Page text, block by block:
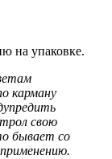
на упаковке.
карману
свою
бывает со